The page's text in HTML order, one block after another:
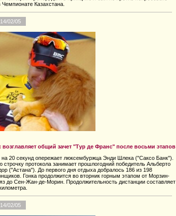
Чемпионате Казахстана.
02/05
возглавляет общий зачет "Тур де Франс" после восьми этапов
20 секунд опережает люксембуржца Энди Шлека ("Саксо Банк").
строчку протокола занимает прошлогодний победитель Альберто
("Астана"). До первого дня отдыха добралось 186 из 198
Гонка продолжится во вторник горным этапом от Морзин-
до Сен-Жан-де-Морин. Продолжительность дистанции составляет
02/05